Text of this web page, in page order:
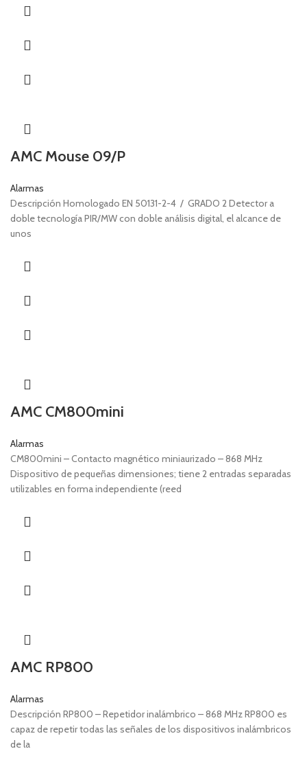
requieren facilidad en la digitación y visualización.
Display de LED’s de alta luminosidad.
LED’s indicadores de estado.
Gabinete plástico y tapa de teclas.
Compatible con BUS-D485
AMC Mouse 09/P
Alarmas
Descripción Homologado EN 50131-2-4 / GRADO 2 Detector a
doble tecnología PIR/MW con doble análisis digital, el alcance de
unos
AMC CM800mini
Alarmas
CM800mini – Contacto magnético miniaurizado – 868 MHz
Dispositivo de pequeñas dimensiones; tiene 2 entradas separadas
utilizables en forma independiente (reed
AMC RP800
Alarmas
Descripción RP800 – Repetidor inalámbrico – 868 MHz RP800 es
capaz de repetir todas las señales de los dispositivos inalámbricos
de la